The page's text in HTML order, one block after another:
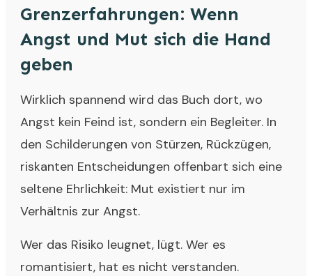
Grenzerfahrungen: Wenn
Angst und Mut sich die Hand
geben
Wirklich spannend wird das Buch dort, wo
Angst kein Feind ist, sondern ein Begleiter. In
den Schilderungen von Stürzen, Rückzügen,
riskanten Entscheidungen offenbart sich eine
seltene Ehrlichkeit: Mut existiert nur im
Verhältnis zur Angst.
Wer das Risiko leugnet, lügt. Wer es
romantisiert, hat es nicht verstanden.